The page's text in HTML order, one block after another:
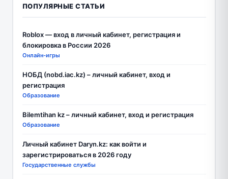
ПОПУЛЯРНЫЕ СТАТЬИ
Roblox — вход в личный кабинет, регистрация и
блокировка в России 2026
Онлайн-игры
НОБД (nobd.iac.kz) – личный кабинет, вход и
регистрация
Образование
Bilemtihan kz – личный кабинет, вход и регистрация
Образование
Личный кабинет Daryn.kz: как войти и
зарегистрироваться в 2026 году
Государственные службы